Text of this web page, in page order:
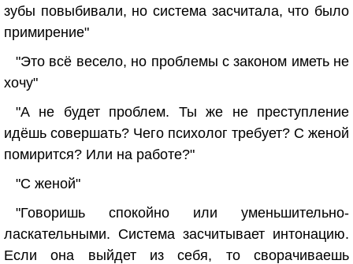
зубы повыбивали, но система засчитала, что было
примирение"
"Это всё весело, но проблемы с законом иметь не
хочу"
"А не будет проблем. Ты же не преступление
идёшь совершать? Чего психолог требует? С женой
помирится? Или на работе?"
"С женой"
"Говоришь спокойно или уменьшительно-
ласкательными. Система засчитывает интонацию.
Если она выйдет из себя, то сворачиваешь